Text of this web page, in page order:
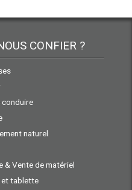
CONFIER ?
conduire
naturel
& Vente de matériel
et tablette